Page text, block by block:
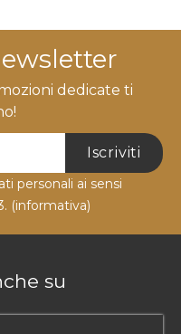
dedicate ti
Iscriviti
personali ai sensi
(informativa)
su